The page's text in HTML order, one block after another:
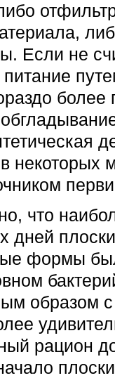
Если не
питание
более
некоторых
что
дней
формы
образом
рацион